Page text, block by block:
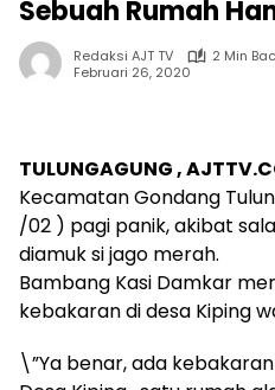
Sebuah Rumah
Redaksi AJT TV
2 Min
Februari 26, 2020
TULUNGAGUNG ,
Kecamatan Gondang
/02 ) pagi panik, akibat
diamuk si jago merah.
Bambang Kasi Damkar
kebakaran di desa Kiping
\”Ya benar, ada